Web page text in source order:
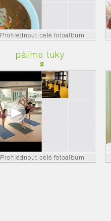
Prohlédnout celé fotoalbum
pálíme tuky
2
Prohlédnout celé fotoalbum